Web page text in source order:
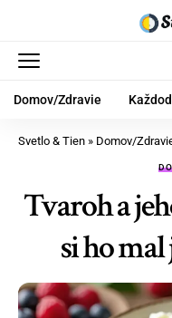
Domov/Zdravie
Svetlo & Tien » Domov/
Tvaroh a
si ho